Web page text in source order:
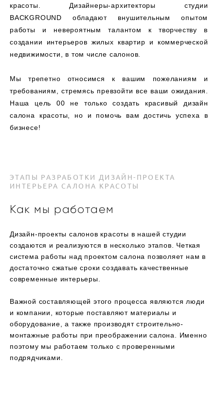
красоты. Дизайнеры-архитекторы студии
BACKGROUND обладают внушительным опытом
работы и невероятным талантом к творчеству в
создании интерьеров жилых квартир и коммерческой
недвижимости, в том числе салонов.
Мы трепетно относимся к вашим пожеланиям и
требованиям, стремясь превзойти все ваши ожидания.
Наша цель 00 не только создать красивый дизайн
салона красоты, но и помочь вам достичь успеха в
бизнесе!
ЭТАПЫ РАЗРАБОТКИ ДИЗАЙН-ПРОЕКТА
ИНТЕРЬЕРА САЛОНА КРАСОТЫ
Как мы работаем
Дизайн-проекты салонов красоты в нашей студии
создаются и реализуются в несколько этапов. Четкая
система работы над проектом салона позволяет нам в
достаточно сжатые сроки создавать качественные
современные интерьеры.
Важной составляющей этого процесса являются люди
и компании, которые поставляют материалы и
оборудование, а также производят строительно-
монтажные работы при преображении салона. Именно
поэтому мы работаем только с проверенными
подрядчиками.